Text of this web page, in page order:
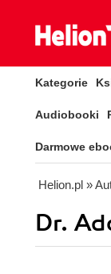
Kategorie
Audiobooki
Darmowe
Helion.pl »
Dr.